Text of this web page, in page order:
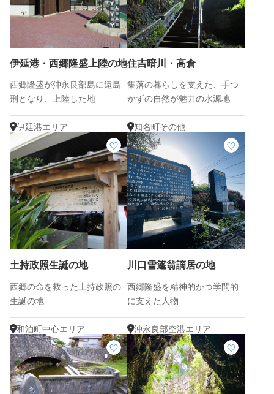
伊延港・西郷隆盛上陸の地
西郷隆盛が沖永良部島に遠島
刑となり、上陸した地
伊延港エリア
住吉暗川・高倉
集落の暮らしを支えた、手つ
かずの自然が魅力の水源地
知名町その他
土持政照生誕の地
西郷の命を救った土持政照の
生誕の地
和泊町中心エリア
川口雪篷翁謫居の地
西郷隆盛を精神的かつ学問的
に支えた人物
沖永良部空港エリア